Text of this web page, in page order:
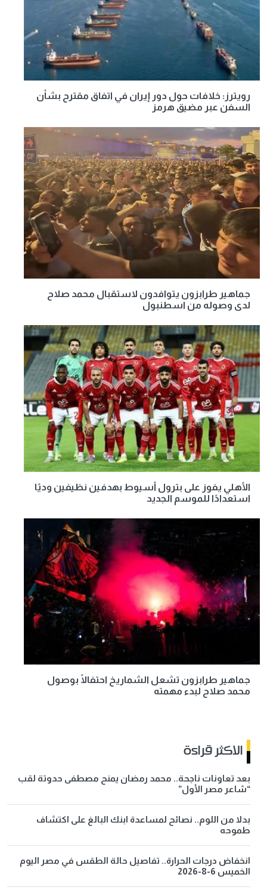
رويترز: خلافات حول دور إيران في اتفاق مقترح بشأن
السفن عبر مضيق هرمز
جماهير طرابزون يتوافدون لاستقبال محمد صلاح
لدى وصوله من اسطنبول
الأهلي يفوز على بترول أسيوط بهدفين نظيفين وديًا
استعدادًا للموسم الجديد
جماهير طرابزون تشعل الشماريخ احتفالًا بوصول
محمد صلاح لبدء مهمته
الاكثر قراءة
بعد تعاونات ناجحة.. محمد رمضان يمنح مصطفى حدوتة لقب
“شاعر مصر الأول”
بدلا من اللوم.. نصائح لمساعدة ابنك البالغ على اكتشاف
طموحه
انخفاض درجات الحرارة.. تفاصيل حالة الطقس في مصر اليوم
الخميس 6-8-2026